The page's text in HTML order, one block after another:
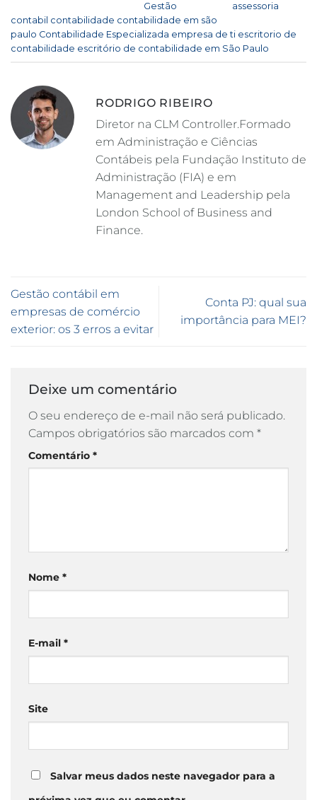
Gestão
assessoria
contabil contabilidade contabilidade em são
paulo Contabilidade Especializada empresa de ti escritorio de
contabilidade escritório de contabilidade em São Paulo
RODRIGO RIBEIRO
Diretor na CLM Controller.Formado
em Administração e Ciências
Contábeis pela Fundação Instituto de
Administração (FIA) e em
Management and Leadership pela
London School of Business and
Finance.
Gestão contábil em
empresas de comércio
exterior: os 3 erros a evitar
Conta PJ: qual sua
importância para MEI?
Deixe um comentário
O seu endereço de e-mail não será publicado.
Campos obrigatórios são marcados com *
Comentário *
Nome *
E-mail *
Site
Salvar meus dados neste navegador para a